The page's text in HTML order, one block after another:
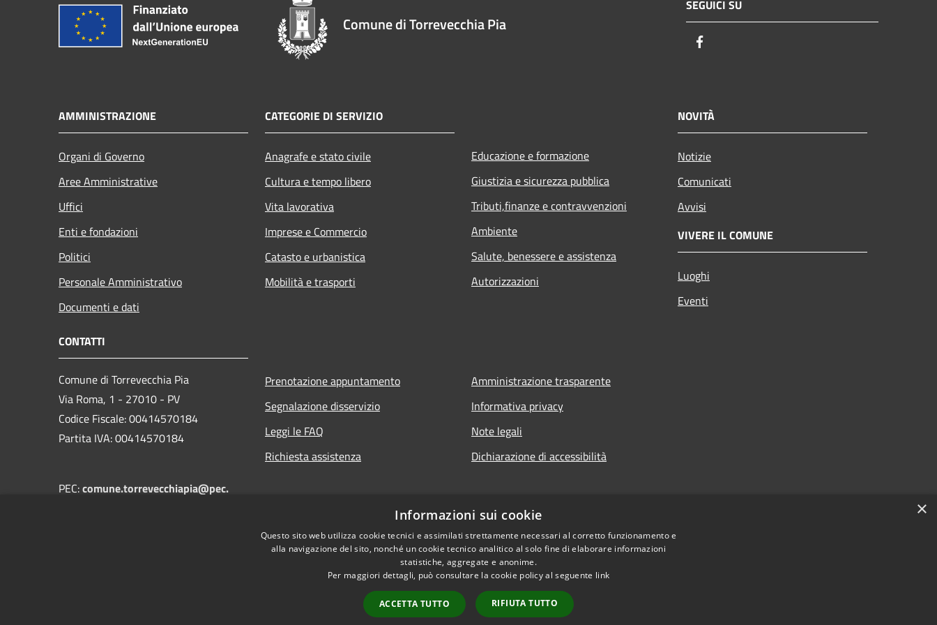
Comune di Torrevecchia Pia
SEGUICI SU
AMMINISTRAZIONE
Organi di Governo
Aree Amministrative
Uffici
Enti e fondazioni
Politici
Personale Amministrativo
Documenti e dati
CATEGORIE DI SERVIZIO
Anagrafe e stato civile
Cultura e tempo libero
Vita lavorativa
Imprese e Commercio
Catasto e urbanistica
Mobilità e trasporti
Educazione e formazione
Giustizia e sicurezza pubblica
Tributi,finanze e contravvenzioni
Ambiente
Salute, benessere e assistenza
Autorizzazioni
NOVITÀ
Notizie
Comunicati
Avvisi
VIVERE IL COMUNE
Luoghi
Eventi
CONTATTI
Comune di Torrevecchia Pia
Via Roma, 1 - 27010 - PV
Codice Fiscale: 00414570184
Partita IVA: 00414570184
PEC:comune.torrevecchiapia@pec.
Prenotazione appuntamento
Segnalazione disservizio
Leggi le FAQ
Richiesta assistenza
Amministrazione trasparente
Informativa privacy
Note legali
Dichiarazione di accessibilità
Copyright © 2026 • Comune di Torrevecchia Pia • Powered by
×
Informazioni sui cookie
Questo sito web utilizza cookie tecnici e assimilati strettamente necessari al corretto funzionamento e
alla navigazione del sito, nonché un cookie tecnico analitico al solo fine di elaborare informazioni
statistiche, aggregate e anonime.
Per maggiori dettagli, può consultare la cookie policy al seguente link
ACCETTA TUTTO RIFIUTA TUTTO